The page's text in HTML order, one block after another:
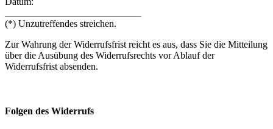
(*) Unzutreffendes streichen.
Zur Wahrung der Widerrufsfrist reicht es aus, dass Sie die Mitteilung
über die Ausübung des Widerrufsrechts vor Ablauf der
Widerrufsfrist absenden.
Folgen des Widerrufs